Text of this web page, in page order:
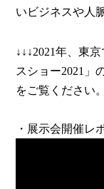
いビジネスや人
↓↓↓2021年、東
スショー2021」
をご覧ください。
・展示会開催レ